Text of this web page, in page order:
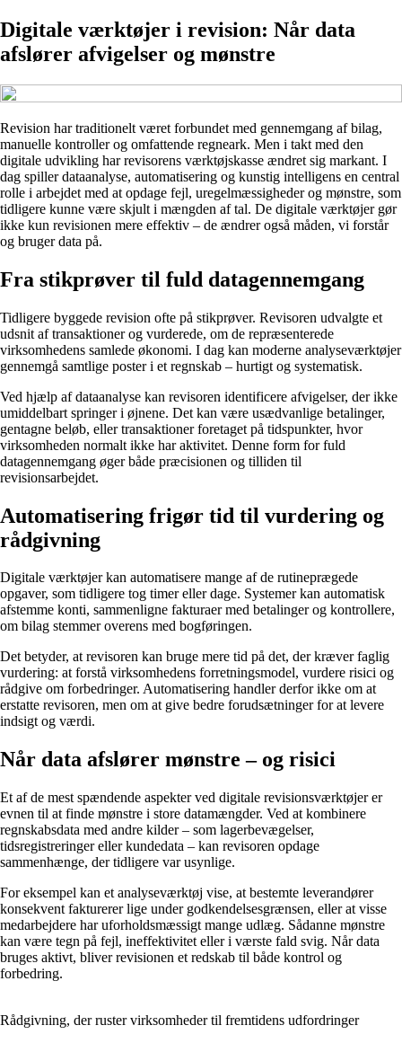
Digitale værktøjer i revision: Når data
afslører afvigelser og mønstre
Revision har traditionelt været forbundet med gennemgang af bilag,
manuelle kontroller og omfattende regneark. Men i takt med den
digitale udvikling har revisorens værktøjskasse ændret sig markant. I
dag spiller dataanalyse, automatisering og kunstig intelligens en central
rolle i arbejdet med at opdage fejl, uregelmæssigheder og mønstre, som
tidligere kunne være skjult i mængden af tal. De digitale værktøjer gør
ikke kun revisionen mere effektiv – de ændrer også måden, vi forstår
og bruger data på.
Fra stikprøver til fuld datagennemgang
Tidligere byggede revision ofte på stikprøver. Revisoren udvalgte et
udsnit af transaktioner og vurderede, om de repræsenterede
virksomhedens samlede økonomi. I dag kan moderne analyseværktøjer
gennemgå samtlige poster i et regnskab – hurtigt og systematisk.
Ved hjælp af dataanalyse kan revisoren identificere afvigelser, der ikke
umiddelbart springer i øjnene. Det kan være usædvanlige betalinger,
gentagne beløb, eller transaktioner foretaget på tidspunkter, hvor
virksomheden normalt ikke har aktivitet. Denne form for fuld
datagennemgang øger både præcisionen og tilliden til
revisionsarbejdet.
Automatisering frigør tid til vurdering og
rådgivning
Digitale værktøjer kan automatisere mange af de rutineprægede
opgaver, som tidligere tog timer eller dage. Systemer kan automatisk
afstemme konti, sammenligne fakturaer med betalinger og kontrollere,
om bilag stemmer overens med bogføringen.
Det betyder, at revisoren kan bruge mere tid på det, der kræver faglig
vurdering: at forstå virksomhedens forretningsmodel, vurdere risici og
rådgive om forbedringer. Automatisering handler derfor ikke om at
erstatte revisoren, men om at give bedre forudsætninger for at levere
indsigt og værdi.
Når data afslører mønstre – og risici
Et af de mest spændende aspekter ved digitale revisionsværktøjer er
evnen til at finde mønstre i store datamængder. Ved at kombinere
regnskabsdata med andre kilder – som lagerbevægelser,
tidsregistreringer eller kundedata – kan revisoren opdage
sammenhænge, der tidligere var usynlige.
For eksempel kan et analyseværktøj vise, at bestemte leverandører
konsekvent fakturerer lige under godkendelsesgrænsen, eller at visse
medarbejdere har uforholdsmæssigt mange udlæg. Sådanne mønstre
kan være tegn på fejl, ineffektivitet eller i værste fald svig. Når data
bruges aktivt, bliver revisionen et redskab til både kontrol og
forbedring.
Rådgivning, der ruster virksomheder til fremtidens udfordringer